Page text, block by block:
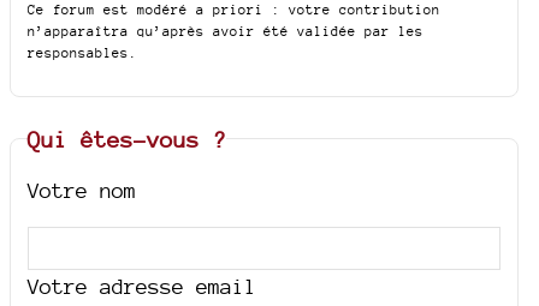
Ce forum est modéré a priori : votre contribution
n’apparaîtra qu’après avoir été validée par les
responsables.
Qui êtes-vous ?
Votre nom
Votre adresse email